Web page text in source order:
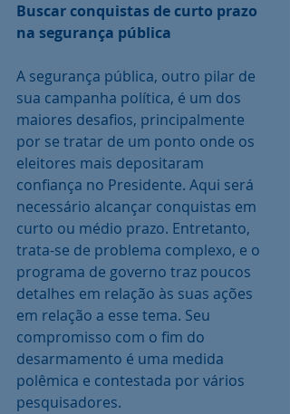
Buscar conquistas de curto prazo
na segurança pública
A segurança pública, outro pilar de
sua campanha política, é um dos
maiores desafios, principalmente
por se tratar de um ponto onde os
eleitores mais depositaram
confiança no Presidente. Aqui será
necessário alcançar conquistas em
curto ou médio prazo. Entretanto,
trata-se de problema complexo, e o
programa de governo traz poucos
detalhes em relação às suas ações
em relação a esse tema. Seu
compromisso com o fim do
desarmamento é uma medida
polêmica e contestada por vários
pesquisadores.